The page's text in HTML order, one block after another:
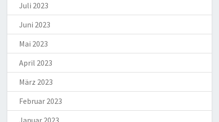
Juli 2023
Juni 2023
Mai 2023
April 2023
März 2023
Februar 2023